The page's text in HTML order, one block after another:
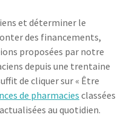
et déterminer le
des financements,
proposées par notre
depuis une trentaine
de cliquer sur « Être
de pharmaciesclassées
au quotidien.